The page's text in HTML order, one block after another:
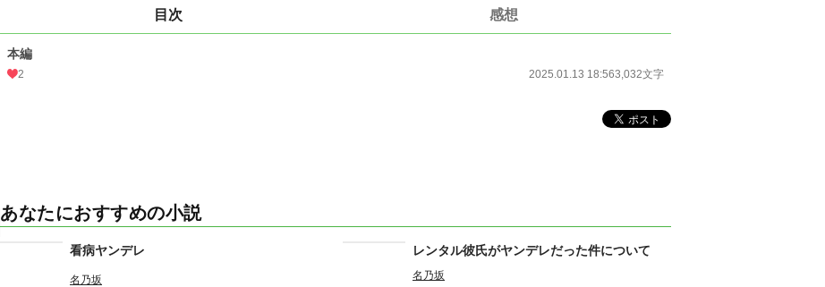
目次 感想
本編
2 2025.01.13 18:563,032文字
あなたにおすすめの小説
看病ヤンデレ
名乃坂
レンタル彼氏がヤンデレだった件について
名乃坂